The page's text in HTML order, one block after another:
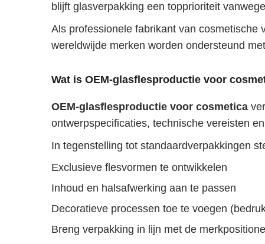
blijft glasverpakking een topprioriteit
Als professionele fabrikant van cosmetische
wereldwijde merken worden ondersteund
Wat is OEM-glasflesproductie voor
OEM-glasflesproductie voor cosmetica
ontwerpspecificaties, technische vereisten
In tegenstelling tot standaardverpakkingen
Exclusieve flesvormen te ontwikkelen
Inhoud en halsafwerking aan te passen
Decoratieve processen toe te voegen
Breng verpakking in lijn met de